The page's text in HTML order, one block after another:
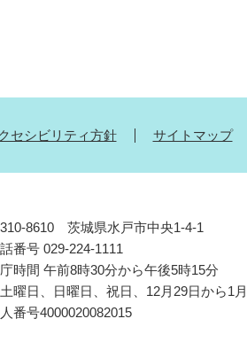
セシビリティ方針 サイトマップ
8610 茨城県水戸市中央1-4-1
番号 029-224-1111
時間 午前8時30分から午後5時15分
土曜日、日曜日、祝日、12月29日から1
番号4000020082015